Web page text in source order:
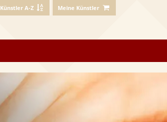
Künstler A-Z Meine Künstler